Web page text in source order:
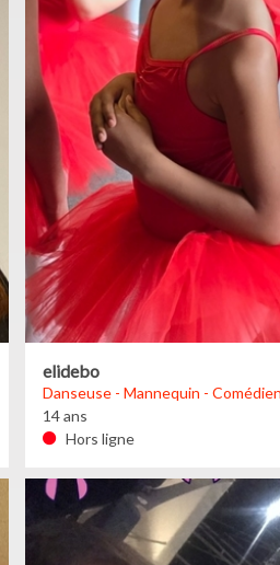
elidebo
Danseuse - Mannequin -
14 ans
Hors ligne